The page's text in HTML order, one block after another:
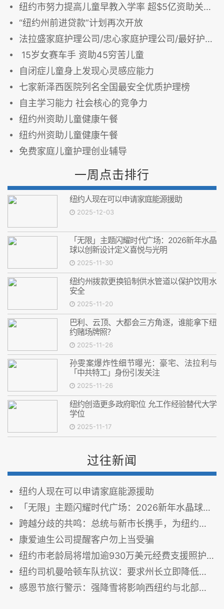
纽约市努力提高儿童早教入学率 超$5亿资助关键教育项目
“纽约州前进贷款”计划再次开放
法拉盛家庭护理公司/忠心家庭护理公司/最好护理公司
15岁女赛车手 资助45穷苦儿童
自闭症儿童身上发现心灵感应能力
七家新泽西医院列名全国最安全优质护理榜
自主学习能力 社会核心的竞争力
纽约州资助儿童健康午餐
纽约州资助儿童健康午餐
免费家庭儿童护理创业辅导
一周点击排行
纽约人现在可以申请家庭能源援助
2025-12-03
「无限」主题闪耀时代广场：2026新年水晶
球以创新设计定义喜悦与光明
2025-11-30
纽约州拨款更换铅制供水管道以保护饮用水
安全
2025-11-20
巴利、云顶、大都会三方角逐，谁能拿下纽
约赌场牌照？
2025-11-26
孙雯案爆炸性细节曝光：豪宅、法拉利与
「中共特工」身份引发关注
2025-11-26
纽约创造更多政府职位 允工作经验替代大学
学位
2025-11-17
过往新闻
纽约人现在可以申请家庭能源援助
「无限」主题闪耀时代广场：2026新年水晶球以创新设计定义喜悦与光明
跨越分歧的共鸣：总统与新市长携手，为纽约铸就新篇章
康爱迪生公司提醒客户勿上当受骗
纽约市老龄局将增加逾930万美元经费支援照护者
纽约司机曼哈顿车队抗议：要求州长立即降低天价车保
感恩节旅行警示：强降雪将影响西纽约与北部地区